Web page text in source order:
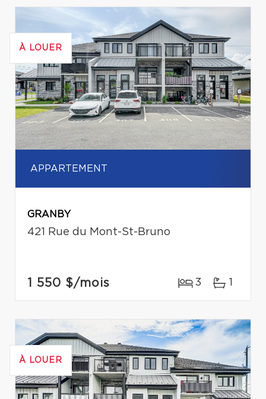
À LOUER
APPARTEMENT
GRANBY
421 Rue du Mont-St-Bruno
1 550 $/mois 3 1
À LOUER